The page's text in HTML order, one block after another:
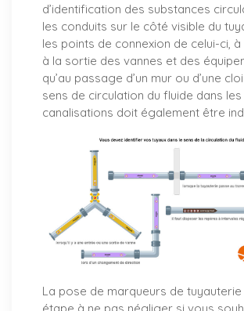
d’identification des substances
les conduits sur le côté visible du
les points de connexion de celui-ci, à
à la sortie des vannes et des
qu’au passage d’un mur ou d’une
sens de circulation du fluide dans les
canalisations doit également être
La pose de marqueurs de tuyauterie